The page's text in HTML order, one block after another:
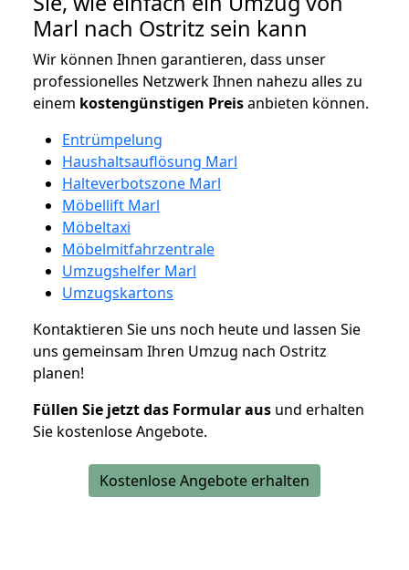
Marl nach Ostritz sein kann
Wir können Ihnen garantieren, dass unser
professionelles Netzwerk Ihnen nahezu alles zu
einem kostengünstigen Preisanbieten können.
Entrümpelung
Haushaltsauflösung Marl
Halteverbotszone Marl
Möbellift Marl
Möbeltaxi
Möbelmitfahrzentrale
Umzugshelfer Marl
Umzugskartons
Kontaktieren Sie uns noch heute und lassen Sie
uns gemeinsam Ihren Umzug nach Ostritz
planen!
Füllen Sie jetzt das Formular aus und erhalten
Sie kostenlose Angebote.
Kostenlose Angebote erhalten